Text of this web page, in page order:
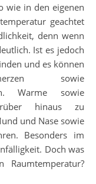
wie in den eigenen
geachtet
denn wenn
Ist es jedoch
und es können
sowie
Warme sowie
hinaus zu
und Nase sowie
Besonders im
Doch was